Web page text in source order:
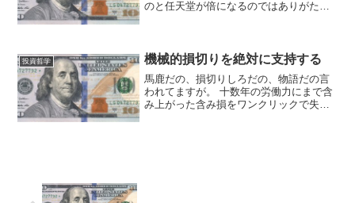
のと任天堂が倍になるのではありがたさ
り...
投資哲学 機械的損切りを絶対に支持する
馬鹿だの、損切りしろだの、物語だの言
われてますが。 十数年の労働力にまで含
み上がった含み損をワンクリックで失う